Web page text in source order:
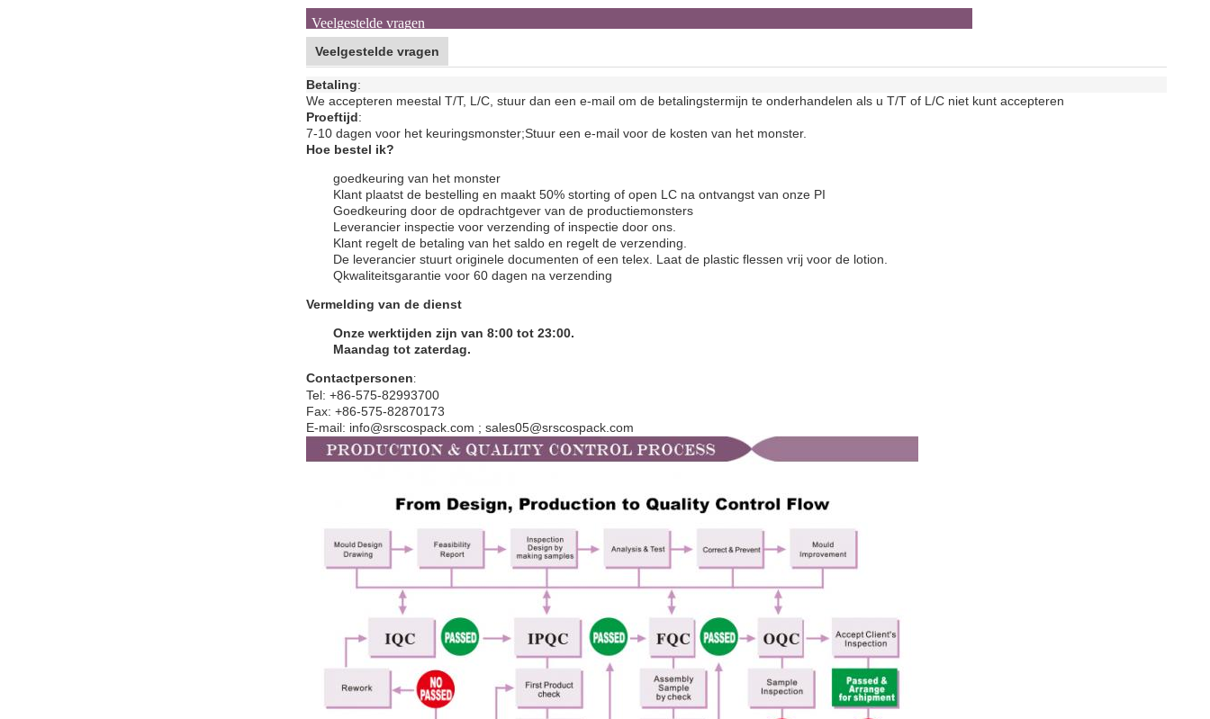
Veelgestelde vragen
Veelgestelde vragen
Betaling:
We accepteren meestal T/T, L/C, stuur dan een e-mail om de betalingstermijn te onderhandelen als u T/T of L/C niet kunt accepteren
Proeftijd:
7-10 dagen voor het keuringsmonster;Stuur een e-mail voor de kosten van het monster.
Hoe bestel ik?
goedkeuring van het monster
Klant plaatst de bestelling en maakt 50% storting of open LC na ontvangst van onze PI
Goedkeuring door de opdrachtgever van de productiemonsters
Leverancier inspectie voor verzending of inspectie door ons.
Klant regelt de betaling van het saldo en regelt de verzending.
De leverancier stuurt originele documenten of een telex. Laat de plastic flessen vrij voor de lotion.
Qkwaliteitsgarantie voor 60 dagen na verzending
Vermelding van de dienst
Onze werktijden zijn van 8:00 tot 23:00.
Maandag tot zaterdag.
Contactpersonen:
Tel: +86-575-82993700
Fax: +86-575-82870173
E-mail: info@srscospack.com ; sales05@srscospack.com